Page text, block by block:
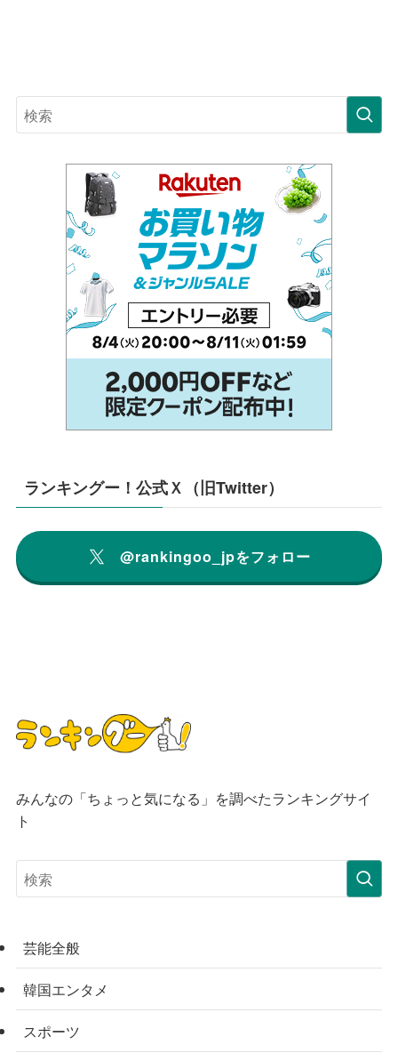
ランキングー！公式Ｘ（旧Twitter）
@rankingoo_jpをフォロー
みんなの「ちょっと気になる」を調べたランキングサイ
ト
芸能全般
韓国エンタメ
スポーツ